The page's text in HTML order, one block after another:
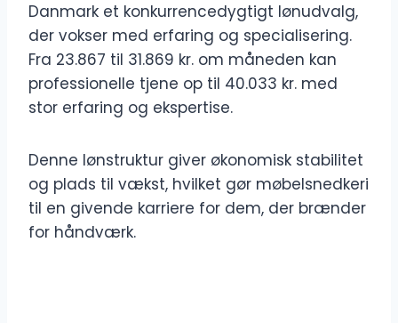
Danmark et konkurrencedygtigt lønudvalg,
der vokser med erfaring og specialisering.
Fra 23.867 til 31.869 kr. om måneden kan
professionelle tjene op til 40.033 kr. med
stor erfaring og ekspertise.
Denne lønstruktur giver økonomisk stabilitet
og plads til vækst, hvilket gør møbelsnedkeri
til en givende karriere for dem, der brænder
for håndværk.